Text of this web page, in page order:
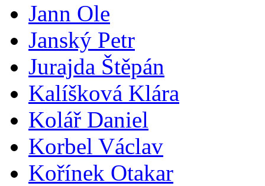
Jann Ole
Janský Petr
Jurajda Štěpán
Kalíšková Klára
Kolář Daniel
Korbel Václav
Kořínek Otakar